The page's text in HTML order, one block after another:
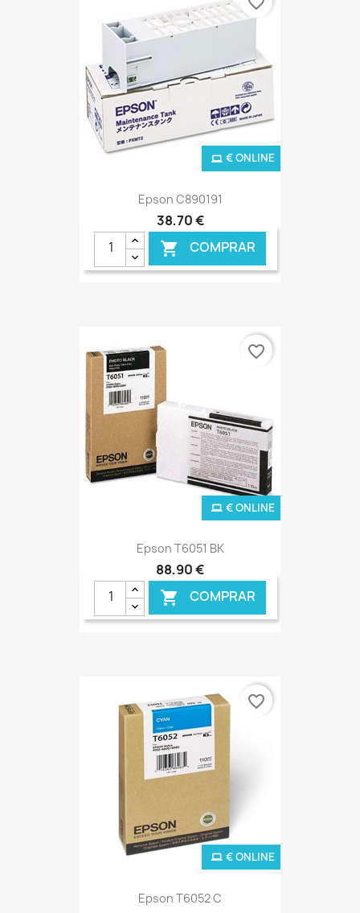
Epson C890191
38,70 €
 COMPRAR
€ ONLINE
Epson T6051 BK
88,90 €
 COMPRAR
€ ONLINE
favorite_border
Epson T6052 C
€ ONLINE
favorite_border